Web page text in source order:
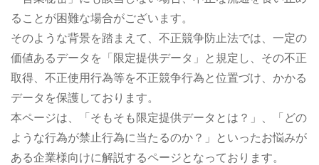
ることが困難な場合がございます。
そのような背景を踏まえて、不正競争防止法では、一定の
価値あるデータを「限定提供データ」と規定し、その不正
取得、不正使用行為等を不正競争行為と位置づけ、かかる
データを保護しております。
本ページは、「そもそも限定提供データとは？」、「どの
ような行為が禁止行為に当たるのか？」といったお悩みが
ある企業様向けに解説するページとなっております。